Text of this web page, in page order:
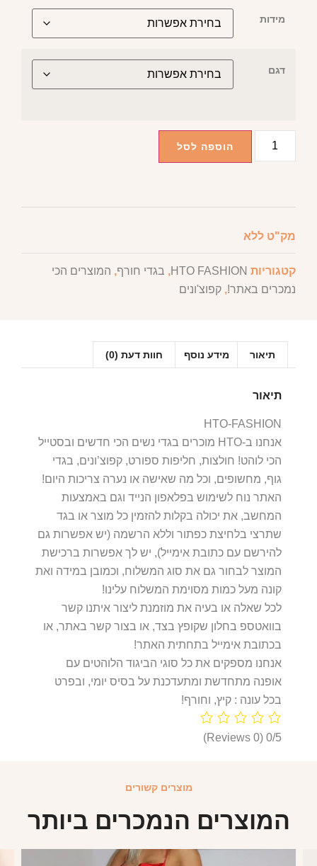
מידות
דגם
הוספה לסל
מק"ט ללא
קטגוריות HTO FASHION
, בגדי חורף, המוצרים הכי
נמכרים באתר!, קפוצ'ונים
תיאור מידע נוסף חוות דעת (0)
תיאור
HTO-FASHION
אנחנו ב-HTO מוכרים בגדי נשים הכי חדשים ובסטייל
הכי לוהט! חולצות, חליפות ספורט, קפוצ’ונים, בגדי
גוף, מחשופים, וכל מה שאישה או נערה צריכות היום!
האתר נוח לשימוש בפלאפון הנייד וגם באמצעות
המחשב, את יכולה בקלות להזמין כל מוצר או בגד
שתרצי בלחיצת כפתור וללא הרשמה (יש אפשרות גם
להירשם עם כתובת אימייל), יש לך אפשרות ברכישת
המוצר לבחור גם את סוג המשלוח, וכמובן במידה ואת
קונה מעל כמות מסוימת המשלוח עלינו!
לכל שאלה או בעיה את מוזמנת ליצור איתנו קשר
בוואטספ בחלון שקופץ בצד, או בצור קשר באתר, או
בכתובת אימייל בתחתית האתר!
אנחנו מספקים את כל סוגי הביגוד הלוהטים עם
אופנה מתחדשת ומתעדכנת על בסיס יומי, ובפרט
בכל עונה : קיץ, וחורף!
0/5
(0 Reviews)
מוצרים קשורים
המוצרים הנמכרים ביותר